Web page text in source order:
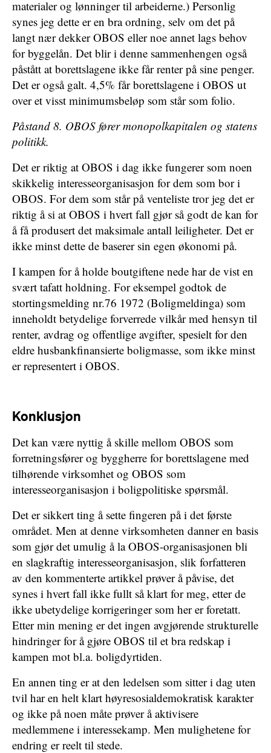
materialer og lønninger til arbeiderne.) Personlig
synes jeg dette er en bra ordning, selv om det på
langt nær dekker OBOS eller noe annet lags behov
for byggelån. Det blir i denne sammenhengen også
påstått at borettslagene ikke får renter på sine penger.
Det er også galt. 4,5% får borettslagene i OBOS ut
over et visst minimumsbeløp som står som folio.
Påstand 8. OBOS fører monopolkapitalen og statens
politikk.
Det er riktig at OBOS i dag ikke fungerer som noen
skikkelig interesseorganisasjon for dem som bor i
OBOS. For dem som står på venteliste tror jeg det er
riktig å si at OBOS i hvert fall gjør så godt de kan for
å få produsert det maksimale antall leiligheter. Det er
ikke minst dette de baserer sin egen økonomi på.
I kampen for å holde boutgiftene nede har de vist en
svært tafatt holdning. For eksempel godtok de
stortingsmelding nr.76 1972 (Boligmeldinga) som
inneholdt betydelige forverrede vilkår med hensyn til
renter, avdrag og offentlige avgifter, spesielt for den
eldre husbankfinansierte boligmasse, som ikke minst
er representert i OBOS.
Konklusjon
Det kan være nyttig å skille mellom OBOS som
forretningsfører og byggherre for borettslagene med
tilhørende virksomhet og OBOS som
interesseorganisasjon i boligpolitiske spørsmål.
Det er sikkert ting å sette fingeren på i det første
området. Men at denne virksomheten danner en basis
som gjør det umulig å la OBOS-organisasjonen bli
en slagkraftig interesseorganisasjon, slik forfatteren
av den kommenterte artikkel prøver å påvise, det
synes i hvert fall ikke fullt så klart for meg, etter de
ikke ubetydelige korrigeringer som her er foretatt.
Etter min mening er det ingen avgjørende strukturelle
hindringer for å gjøre OBOS til et bra redskap i
kampen mot bl.a. boligdyrtiden.
En annen ting er at den ledelsen som sitter i dag uten
tvil har en helt klart høyresosialdemokratisk karakter
og ikke på noen måte prøver å aktivisere
medlemmene i interessekamp. Men mulighetene for
endring er reelt til stede.